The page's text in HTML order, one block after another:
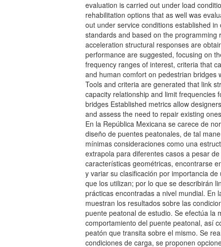
evaluation is carried out under load
rehabilitation options that as well was
out under service conditions established
standards and based on the programming
acceleration structural responses are
performance are suggested, focusing on
frequency ranges of interest, criteria that
and human comfort on pedestrian bridges
Tools and criteria are generated that link
capacity relationship and limit frequencies
bridges Established metrics allow
and assess the need to repair existing
En la República Mexicana se carece de
diseño de puentes peatonales, de tal
mínimas consideraciones como una
extrapola para diferentes casos a pesar
características geométricas, encontrarse
y variar su clasificación por importancia
que los utilizan; por lo que se describirán
prácticas encontradas a nivel mundial. En
muestran los resultados sobre las
puente peatonal de estudio. Se efectúa la
comportamiento del puente peatonal, así
peatón que transita sobre el mismo. Se
condiciones de carga, se proponen